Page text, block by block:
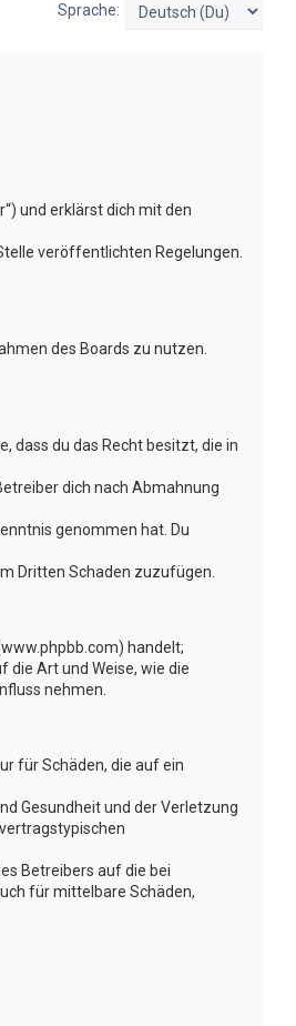
Sprache:
und erklärst dich mit den
veröffentlichten Regelungen.
des Boards zu nutzen.
dass du das Recht besitzt, die in
dich nach Abmahnung
genommen hat. Du
Dritten Schaden zuzufügen.
handelt;
Art und Weise, wie die
nehmen.
für Schäden, die auf ein
Gesundheit und der Verletzung
Betreibers auf die bei
für mittelbare Schäden,